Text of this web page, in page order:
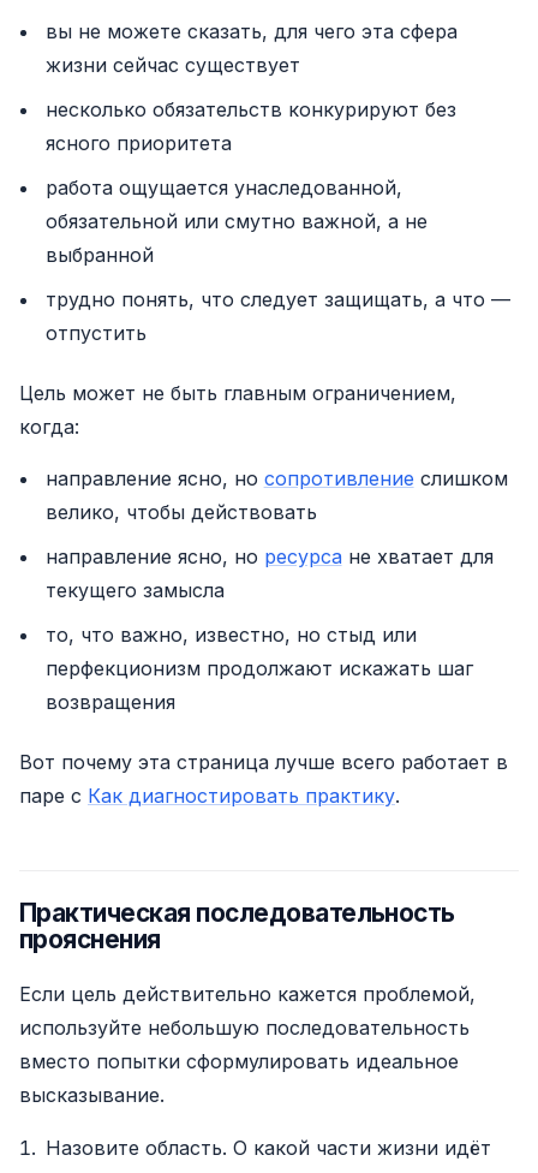
вы не можете сказать, для чего эта сфера
жизни сейчас существует
несколько обязательств конкурируют без
ясного приоритета
работа ощущается унаследованной,
обязательной или смутно важной, а не
выбранной
трудно понять, что следует защищать, а что —
отпустить
Цель может не быть главным ограничением,
когда:
направление ясно, но сопротивление слишком
велико, чтобы действовать
направление ясно, но ресурсане хватает для
текущего замысла
то, что важно, известно, но стыд или
перфекционизм продолжают искажать шаг
возвращения
Вот почему эта страница лучше всего работает в
паре с Как диагностировать практику.
Практическая последовательность
прояснения
Если цель действительно кажется проблемой,
используйте небольшую последовательность
вместо попытки сформулировать идеальное
высказывание.
Назовите область. О какой части жизни идёт